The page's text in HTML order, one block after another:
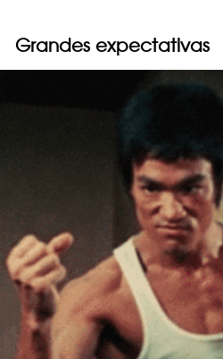
Grandes expectativas